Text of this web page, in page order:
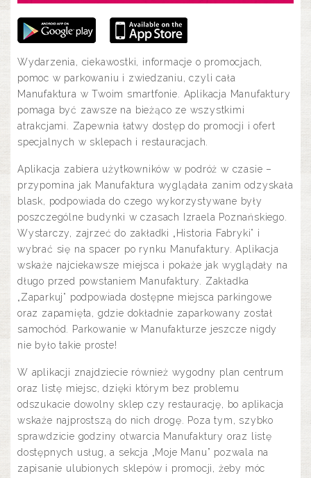
PLAN
O NAS
Wydarzenia, ciekawostki, informacje o promocjach,
pomoc w parkowaniu i zwiedzaniu, czyli cała
Manufaktura w Twoim smartfonie. Aplikacja Manufaktury
pomaga być zawsze na bieżąco ze wszystkimi
atrakcjami. Zapewnia łatwy dostęp do promocji i ofert
specjalnych w sklepach i restauracjach.
Aplikacja zabiera użytkowników w podróż w czasie –
przypomina jak Manufaktura wyglądała zanim odzyskała
blask, podpowiada do czego wykorzystywane były
poszczególne budynki w czasach Izraela Poznańskiego.
Wystarczy, zajrzeć do zakładki „Historia Fabryki” i
wybrać się na spacer po rynku Manufaktury. Aplikacja
wskaże najciekawsze miejsca i pokaże jak wyglądały na
długo przed powstaniem Manufaktury. Zakładka
„Zaparkuj” podpowiada dostępne miejsca parkingowe
oraz zapamięta, gdzie dokładnie zaparkowany został
samochód. Parkowanie w Manufakturze jeszcze nigdy
nie było takie proste!
W aplikacji znajdziecie również wygodny plan centrum
oraz listę miejsc, dzięki którym bez problemu
odszukacie dowolny sklep czy restaurację, bo aplikacja
wskaże najprostszą do nich drogę. Poza tym, szybko
sprawdzicie godziny otwarcia Manufaktury oraz listę
dostępnych usług, a sekcja „Moje Manu” pozwala na
zapisanie ulubionych sklepów i promocji, żeby móc